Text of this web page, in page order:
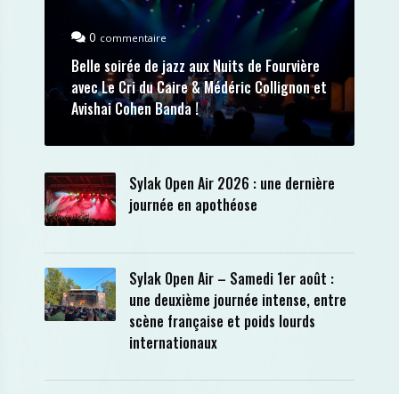
0 commentaire
Belle soirée de jazz aux Nuits de Fourvière
avec Le Cri du Caire & Médéric Collignon et
Avishai Cohen Banda !
Sylak Open Air 2026 : une dernière
journée en apothéose
Sylak Open Air – Samedi 1er août :
une deuxième journée intense, entre
scène française et poids lourds
internationaux